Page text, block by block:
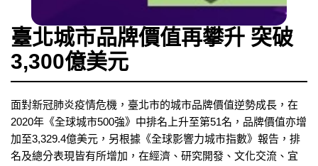
臺北城市品牌價值再攀升 突破
3,300億美元
面對新冠肺炎疫情危機，臺北市的城市品牌價值逆勢成長，在
2020年《全球城市500強》中排名上升至第51名，品牌價值亦增
加至3,329.4億美元，另根據《全球影響力城市指數》報告，排
名及總分表現皆有所增加，在經濟、研究開發、文化交流、宜